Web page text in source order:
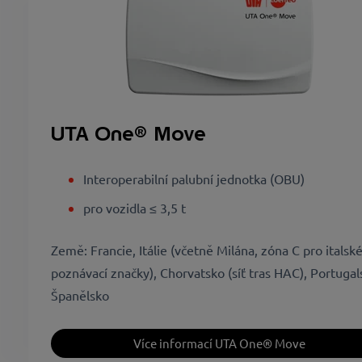
UTA One® Move
Interoperabilní palubní jednotka (OBU)
pro vozidla ≤ 3,5 t
Země: Francie, Itálie (včetně Milána, zóna C pro italské
poznávací značky), Chorvatsko (síť tras HAC),
Španělsko
Více informací UTA One® Move